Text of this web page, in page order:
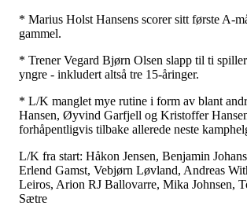
* Marius Holst Hansens scorer sitt første A-
gammel.
* Trener Vegard Bjørn Olsen slapp til ti
yngre - inkludert altså tre 15-åringer.
* L/K manglet mye rutine i form av blant
Hansen, Øyvind Garfjell og Kristoffer
forhåpentligvis tilbake allerede neste
L/K fra start: Håkon Jensen, Benjamin
Erlend Gamst, Vebjørn Løvland, Andreas
Leiros, Arion RJ Ballovarre, Mika Johnsen,
Sætre